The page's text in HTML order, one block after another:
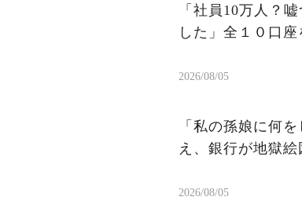
「社員10万人？
した」全１０口
2026/08/05
「私の孫娘に何
え、銀行が地獄絵
2026/08/05